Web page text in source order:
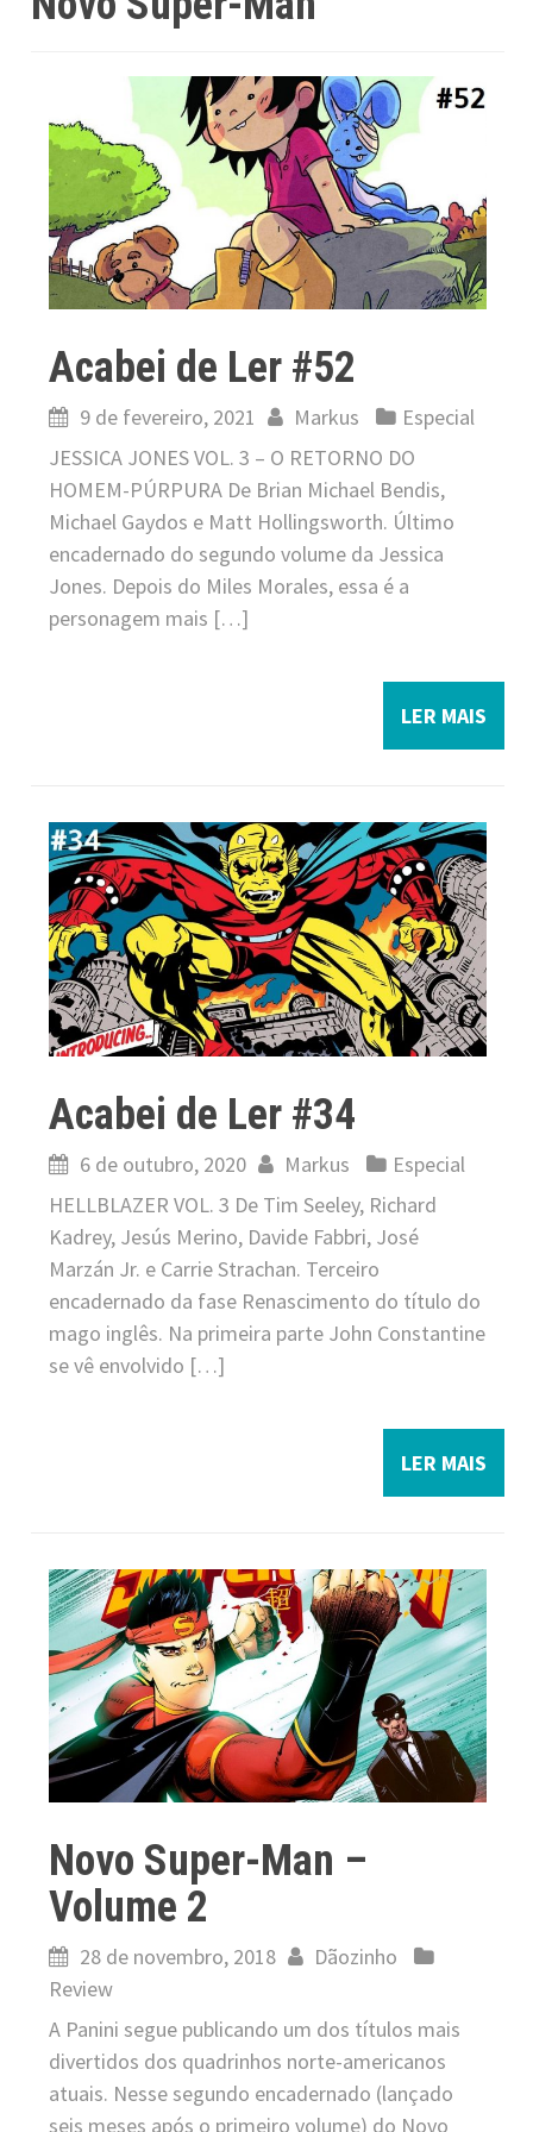
Acabei de Ler #52
9 de fevereiro, 2021 Markus
Especial
JESSICA JONES VOL. 3 – O RETORNO DO
HOMEM-PÚRPURA De Brian Michael Bendis,
Michael Gaydos e Matt Hollingsworth. Último
encadernado do segundo volume da Jessica
Jones. Depois do Miles Morales, essa é a
personagem mais […]
LER MAIS
Acabei de Ler #34
6 de outubro, 2020 Markus
Especial
HELLBLAZER VOL. 3 De Tim Seeley, Richard
Kadrey, Jesús Merino, Davide Fabbri, José
Marzán Jr. e Carrie Strachan. Terceiro
encadernado da fase Renascimento do título do
mago inglês. Na primeira parte John Constantine
se vê envolvido […]
LER MAIS
Novo Super-Man –
Volume 2
28 de novembro, 2018
Dãozinho
Review
A Panini segue publicando um dos títulos mais
divertidos dos quadrinhos norte-americanos
atuais. Nesse segundo encadernado (lançado
seis meses após o primeiro volume) do Novo